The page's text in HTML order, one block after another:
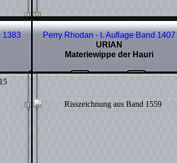
1383
Perry Rhodan - I. Auflage Band 1407
URIAN
Materiewippe der Hauri